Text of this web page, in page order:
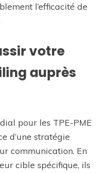
l’efficacité de
votre
auprès
pour les TPE-PME
d’une stratégie
communication. En
cible spécifique, ils